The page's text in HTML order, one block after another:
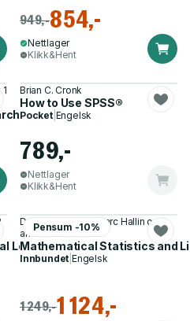
949,-854,-
Nettlager
Klikk&Hent
Brian C. Cronk
How to Use SPSS®
Pocket| Engelsk
789,-
Nettlager
Klikk&Hent
Learning
Pensum -10%
David M. Mason, Marc Hallin og 2
andre
Mathematical Statistics and
Innbundet |Engelsk
1 249,-1 124,-